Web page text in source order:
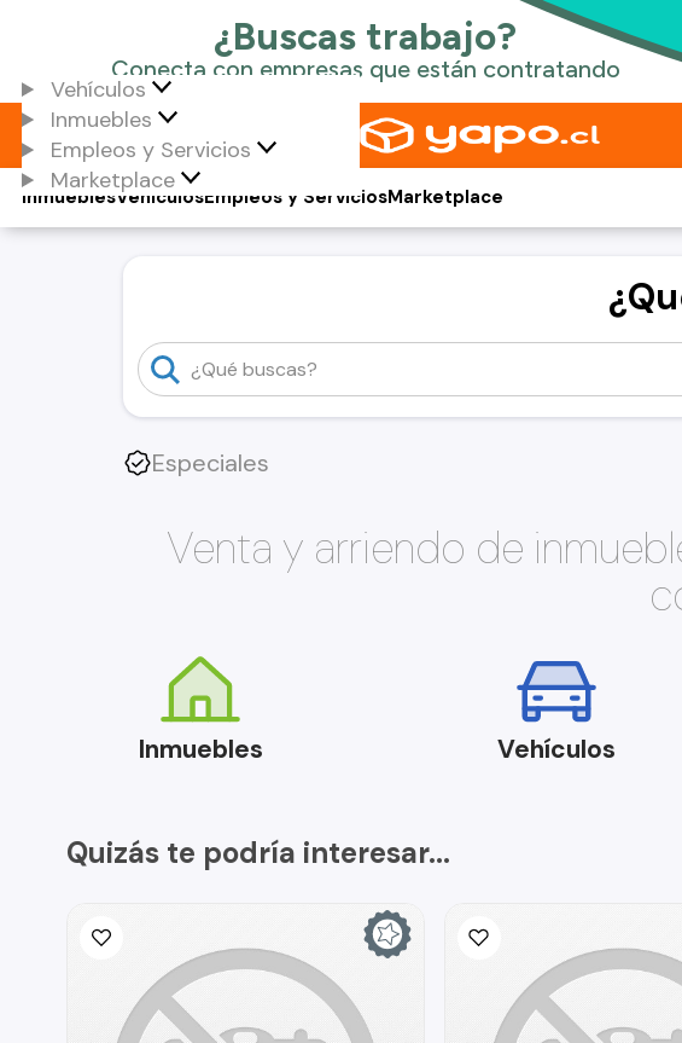
Vehículos
Inmuebles
Empleos y Servicios
Marketplace
Vehículos
Inmuebles Empleos y ServiciosMarketplace
Especiales
Venta y arriendo de
Inmuebles Vehículos
Quizás te podría interesar...